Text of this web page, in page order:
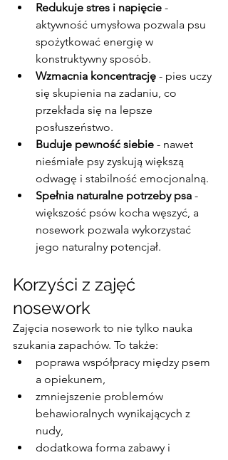
Redukuje stres i napięcie -
aktywność umysłowa pozwala psu
spożytkować energię w
konstruktywny sposób.
Wzmacnia koncentrację - pies uczy
się skupienia na zadaniu, co
przekłada się na lepsze
posłuszeństwo.
Buduje pewność siebie - nawet
nieśmiałe psy zyskują większą
odwagę i stabilność emocjonalną.
Spełnia naturalne potrzeby psa -
większość psów kocha węszyć, a
nosework pozwala wykorzystać
jego naturalny potencjał.
Korzyści z zajęć
nosework
Zajęcia nosework to nie tylko nauka
szukania zapachów. To także:
poprawa współpracy między psem
a opiekunem,
zmniejszenie problemów
behawioralnych wynikających z
nudy,
dodatkowa forma zabawy i